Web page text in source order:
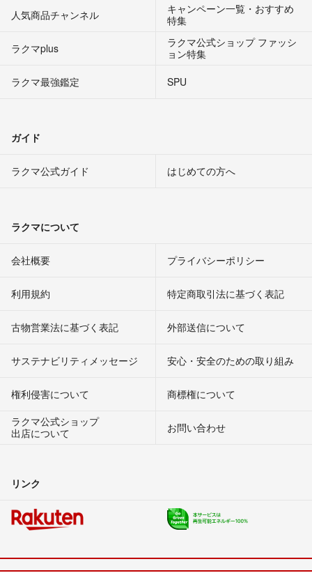
人気商品チャンネル
キャンペーン一覧・おすすめ
特集
ラクマplus
ラクマ公式ショップ ファッシ
ョン特集
ラクマ最強鑑定
SPU
ガイド
ラクマ公式ガイド はじめての方へ
ラクマについて
会社概要 プライバシーポリシー
利用規約 特定商取引法に基づく表記
古物営業法に基づく表記 外部送信について
サステナビリティメッセージ 安心・安全のための取り組み
権利侵害について
商標権について
ラクマ公式ショップ
出店について
お問い合わせ
リンク